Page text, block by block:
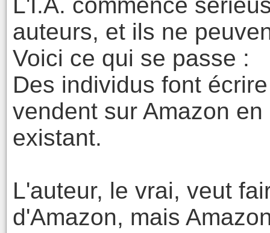
auteurs, et ils ne
Voici ce qui se passe :
Des individus font
vendent sur Amazon
existant.
L'auteur, le vrai, veut
d'Amazon, mais